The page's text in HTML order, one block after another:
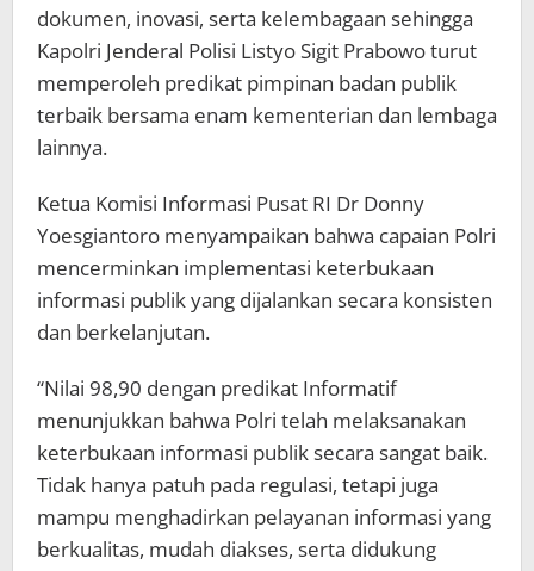
dokumen, inovasi, serta kelembagaan sehingga
Kapolri Jenderal Polisi Listyo Sigit Prabowo turut
memperoleh predikat pimpinan badan publik
terbaik bersama enam kementerian dan lembaga
lainnya.
Ketua Komisi Informasi Pusat RI Dr Donny
Yoesgiantoro menyampaikan bahwa capaian Polri
mencerminkan implementasi keterbukaan
informasi publik yang dijalankan secara konsisten
dan berkelanjutan.
“Nilai 98,90 dengan predikat Informatif
menunjukkan bahwa Polri telah melaksanakan
keterbukaan informasi publik secara sangat baik.
Tidak hanya patuh pada regulasi, tetapi juga
mampu menghadirkan pelayanan informasi yang
berkualitas, mudah diakses, serta didukung